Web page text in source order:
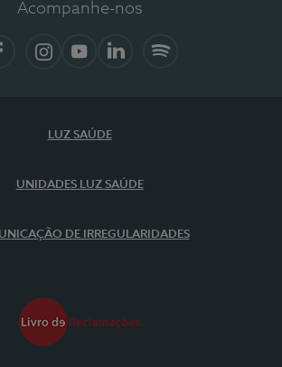
Acompanhe-nos
LUZ SAÚDE
UNIDADES LUZ SAÚDE
DE IRREGULARIDADES